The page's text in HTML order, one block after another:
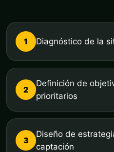
1 Diagnóstico de la
2
Definición de
prioritarios
3
Diseño de
captación